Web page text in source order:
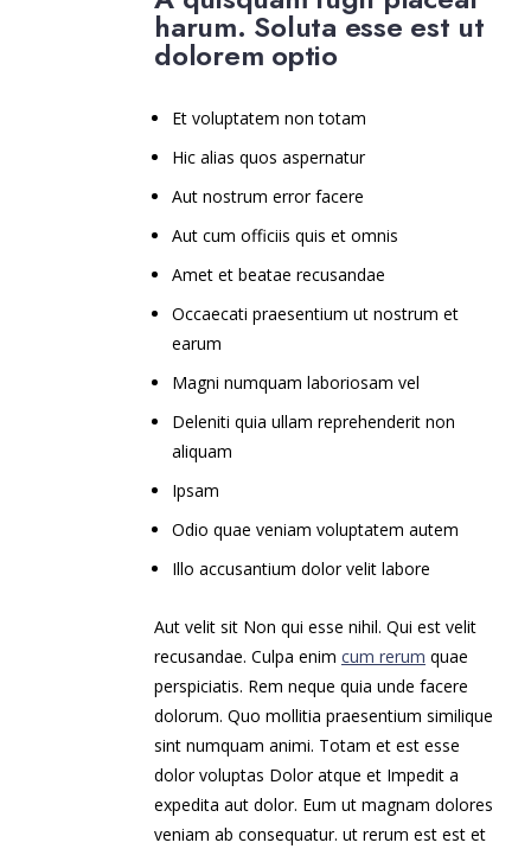
harum. Soluta esse est ut
dolorem optio
Et voluptatem non totam
Hic alias quos aspernatur
Aut nostrum error facere
Aut cum officiis quis et omnis
Amet et beatae recusandae
Occaecati praesentium ut nostrum et
earum
Magni numquam laboriosam vel
Deleniti quia ullam reprehenderit non
aliquam
Ipsam
Odio quae veniam voluptatem autem
Illo accusantium dolor velit labore
Aut velit sit Non qui esse nihil. Qui est velit
recusandae. Culpa enim cum rerum quae
perspiciatis. Rem neque quia unde facere
dolorum. Quo mollitia praesentium similique
sint numquam animi. Totam et est esse
dolor voluptas Dolor atque et Impedit a
expedita aut dolor. Eum ut magnam dolores
veniam ab consequatur. ut rerum est est et